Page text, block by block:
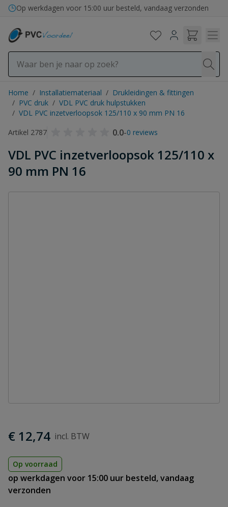
Ga naar de inhoud
Op werkdagen voor 15:00 uur besteld, vandaag verzonden
Home / Installatiemateriaal / Drukleidingen & fittingen
/ PVC druk / VDL PVC druk hulpstukken
/ VDL PVC inzetverloopsok 125/110 x 90 mm PN 16
Artikel 2787
0.0-0 reviews
VDL PVC inzetverloopsok 125/110 x
90 mm PN 16
€ 12,74
Op voorraad
op werkdagen voor 15:00 uur besteld, vandaag
verzonden